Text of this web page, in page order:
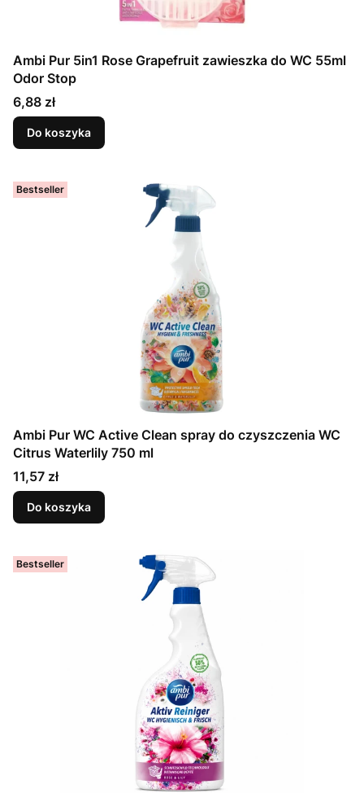
Ambi Pur 5in1 Rose Grapefruit zawieszka do WC 55ml
Odor Stop
Cena
6,88 zł
Do koszyka
Bestseller
Ambi Pur WC Active Clean spray do czyszczenia WC
Citrus Waterlily 750 ml
Cena
11,57 zł
Do koszyka
Bestseller